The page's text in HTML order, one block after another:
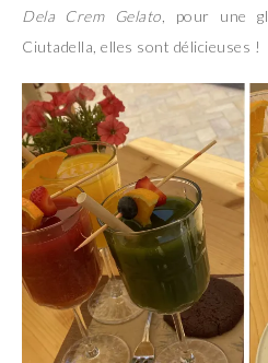
Dela Crem Gelato , pour une
Ciutadella, elles sont délicieuses !